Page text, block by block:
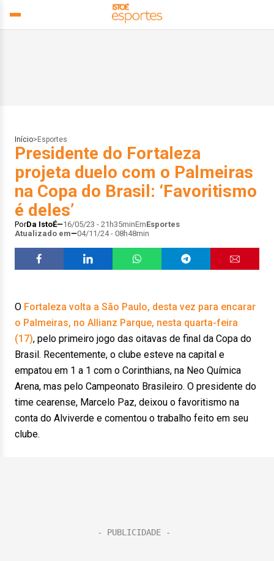
Início> Esportes
Presidente do Fortaleza
projeta duelo com o Palmeiras
na Copa do Brasil: ‘Favoritismo
é deles’
PorDa IstoÉ 16/05/23 - 21h35minEmEsportes
Atualizado em
04/11/24 - 08h48min
O Fortaleza volta a São Paulo, desta vez para encarar
o Palmeiras, no Allianz Parque, nesta quarta-feira
(17), pelo primeiro jogo das oitavas de final da Copa do
Brasil. Recentemente, o clube esteve na capital e
empatou em 1 a 1 com o Corinthians, na Neo Química
Arena, mas pelo Campeonato Brasileiro. O presidente do
time cearense, Marcelo Paz, deixou o favoritismo na
conta do Alviverde e comentou o trabalho feito em seu
clube.